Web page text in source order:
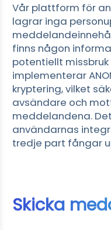
Vår plattform för
lagrar inga
finns någon
potentiellt
implementerar
kryptering, vilket
avsändare och
meddelandena.
användarnas
tredje part fångar
Skicka